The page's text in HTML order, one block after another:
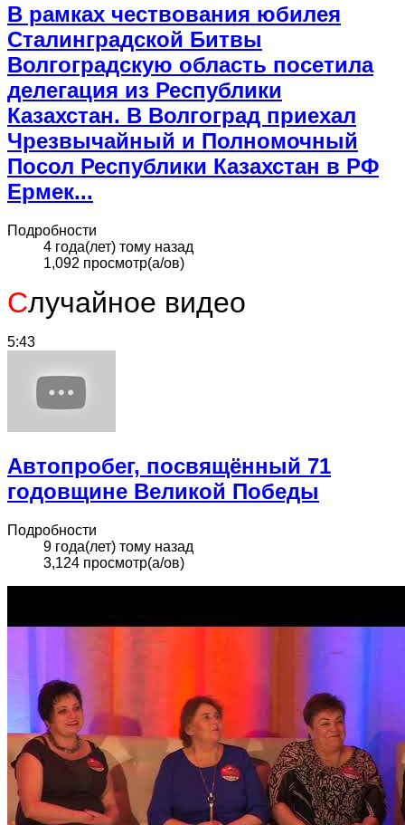
В рамках чествования юбилея
Сталинградской Битвы
Волгоградскую область посетила
делегация из Республики
Казахстан. В Волгоград приехал
Чрезвычайный и Полномочный
Посол Республики Казахстан в РФ
Ермек...
Подробности
4 года(лет) тому назад
1,092 просмотр(а/ов)
Случайное видео
5:43
Автопробег, посвящённый 71
годовщине Великой Победы
Подробности
9 года(лет) тому назад
3,124 просмотр(а/ов)